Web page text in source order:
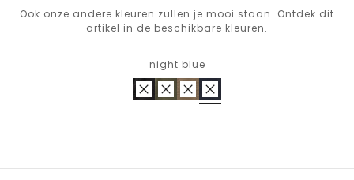
Ook onze andere kleuren zullen je mooi staan. Ontdek dit
artikel in de beschikbare kleuren.
night blue